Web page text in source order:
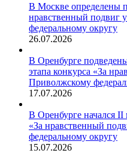
В Москве определены
нравственный подвиг
федеральному округу
26.07.2026
В Оренбурге
этапа конкурса «За
Приволжскому
17.07.2026
В Оренбурге начался II
«За нравственный
федеральному округу
15.07.2026